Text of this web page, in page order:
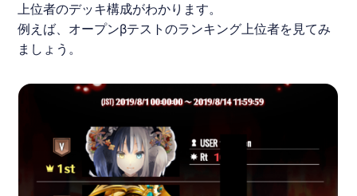
上位者のデッキ構成がわかります。
例えば、オープンβテストのランキング上位者を見てみ
ましょう。